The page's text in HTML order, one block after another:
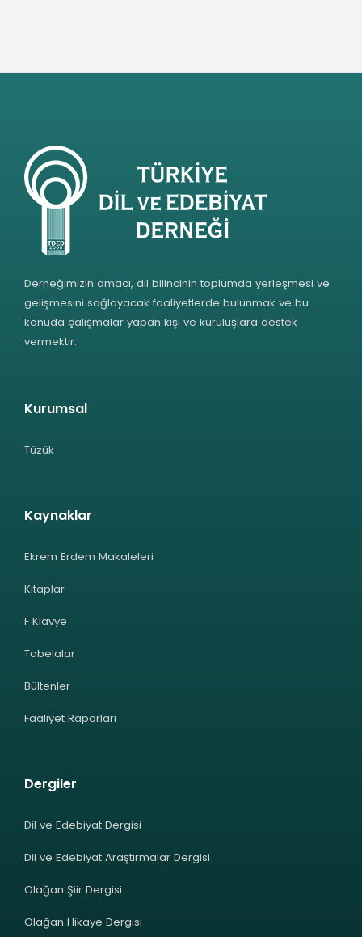
Derneğimizin amacı, dil bilincinin toplumda yerleşmesi ve
gelişmesini sağlayacak faaliyetlerde bulunmak ve bu
konuda çalışmalar yapan kişi ve kuruluşlara destek
vermektir.
Kurumsal
Tüzük
Kaynaklar
Ekrem Erdem Makaleleri
Kitaplar
F Klavye
Tabelalar
Bültenler
Faaliyet Raporları
Dergiler
Dil ve Edebiyat Dergisi
Dil ve Edebiyat Araştırmalar Dergisi
Olağan Şiir Dergisi
Olağan Hikaye Dergisi